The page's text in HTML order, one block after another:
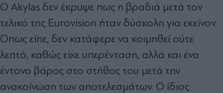
Ο Akylas δεν έκρυψε πως η βραδιά μετά τον
τελικό της Eurovision ήταν δύσκολη για εκείνον.
Όπως είπε, δεν κατάφερε να κοιμηθεί ούτε
λεπτό, καθώς είχε υπερένταση, αλλά και ένα
έντονο βάρος στο στήθος του μετά την
ανακοίνωση των αποτελεσμάτων. Ο ίδιος